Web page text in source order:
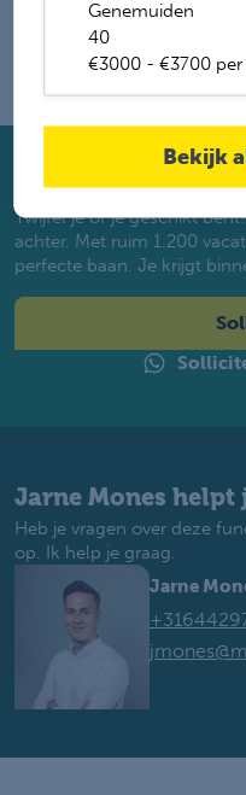
Genemuiden
40
€3000 - €3700
Bekijk
Solliciteer direct
Twijfel je of je geschikt
achter. Met ruim 1.200
perfecte baan. Je krijgt
Jarne Mones helpt
Heb je vragen over deze
op. Ik help je graag.
Jarne